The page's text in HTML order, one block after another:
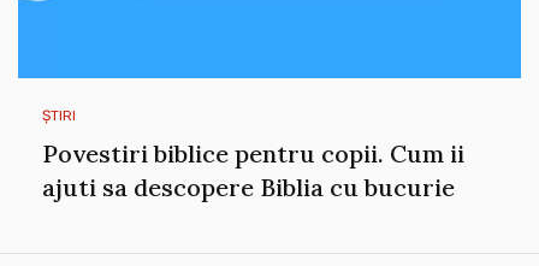
ȘTIRI
Povestiri biblice pentru copii. Cum ii
ajuti sa descopere Biblia cu bucurie